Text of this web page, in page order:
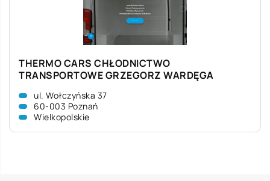
THERMO CARS CHŁODNICTWO
TRANSPORTOWE GRZEGORZ WARDĘGA
ul. Wołczyńska 37
60-003 Poznań
Wielkopolskie